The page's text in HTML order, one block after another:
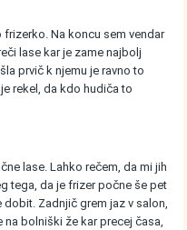
Na koncu sem vendar
lase kar je zame najbolj
prvič k njemu je ravno to
rekel, da kdo hudiča to
lase. Lahko rečem, da mi jih
tega, da je frizer počne še pet
Zadnjič grem jaz v salon,
na bolniški že kar precej časa,